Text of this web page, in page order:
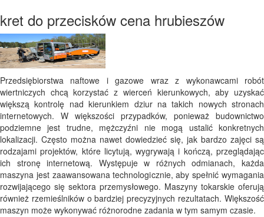
kret do przecisków cena hrubieszów
Przedsiębiorstwa naftowe i gazowe wraz z wykonawcami robót
wiertniczych chcą korzystać z wierceń kierunkowych, aby uzyskać
większą kontrolę nad kierunkiem dziur na takich nowych stronach
internetowych. W większości przypadków, ponieważ budownictwo
podziemne jest trudne, mężczyźni nie mogą ustalić konkretnych
lokalizacji. Często można nawet dowiedzieć się, jak bardzo zajęci są
rodzajami projektów, które licytują, wygrywają i kończą, przeglądając
ich stronę internetową. Występuje w różnych odmianach, każda
maszyna jest zaawansowana technologicznie, aby spełnić wymagania
rozwijającego się sektora przemysłowego. Maszyny tokarskie oferują
również rzemieślników o bardziej precyzyjnych rezultatach. Większość
maszyn może wykonywać różnorodne zadania w tym samym czasie.